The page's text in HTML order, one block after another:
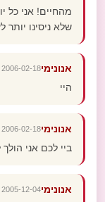
מהחיים! אני כל
שלא ניסינו יותר
אנונימי2006-02-18 21:38:22
היי
אנונימי2006-02-18 21:37:32
ביי לכם אני
אנונימי2005-12-04 01:45:47